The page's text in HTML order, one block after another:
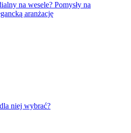
na wesele? Pomysły na
aranżację
niej wybrać?